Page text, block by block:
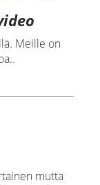
Meille on
mutta